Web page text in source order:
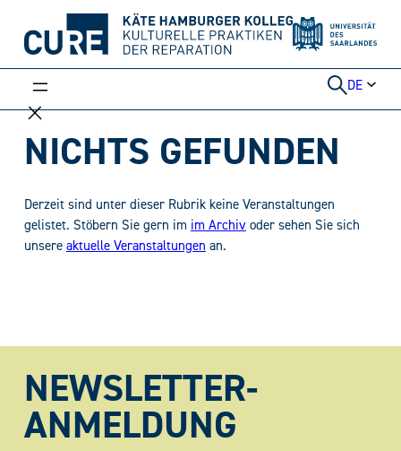
Inhalt
DE
NICHTS GEFUNDEN
Derzeit sind unter dieser Rubrik keine Veranstaltungen
gelistet. Stöbern Sie gern im im Archivoder sehen Sie sich
unsere aktuelle Veranstaltungen an.
NEWSLETTER-
ANMELDUNG